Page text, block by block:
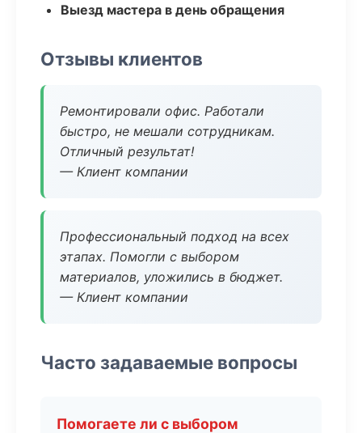
Выезд мастера в день обращения
Отзывы клиентов
Ремонтировали офис. Работали
быстро, не мешали сотрудникам.
Отличный результат!
— Клиент компании
Профессиональный подход на всех
этапах. Помогли с выбором
материалов, уложились в бюджет.
— Клиент компании
Часто задаваемые вопросы
Помогаете ли с выбором